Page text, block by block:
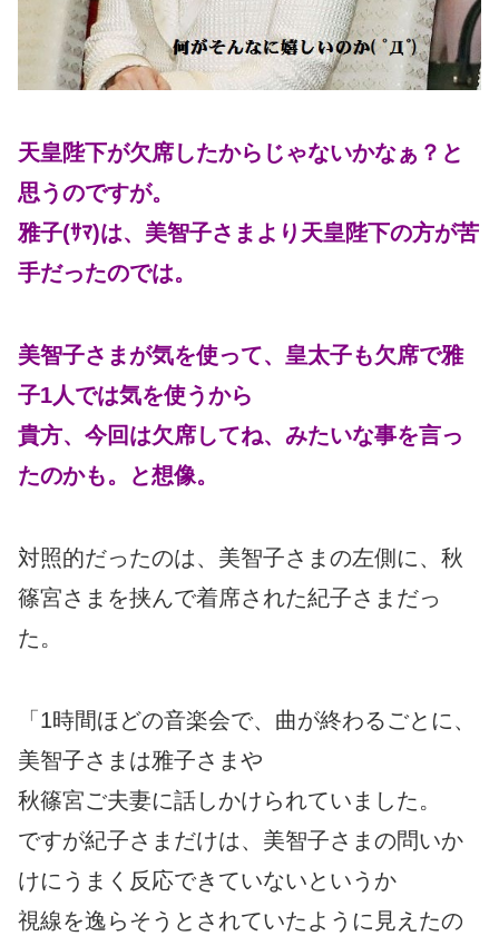
天皇陛下が欠席したからじゃないかなぁ？と
思うのですが。
雅子(ｻﾏ)は、美智子さまより天皇陛下の方が苦
手だったのでは。
美智子さまが気を使って、皇太子も欠席で雅
子1人では気を使うから
貴方、今回は欠席してね、みたいな事を言っ
たのかも。と想像。
対照的だったのは、美智子さまの左側に、秋
篠宮さまを挟んで着席された紀子さまだっ
た。
「1時間ほどの音楽会で、曲が終わるごとに、
美智子さまは雅子さまや
秋篠宮ご夫妻に話しかけられていました。
ですが紀子さまだけは、美智子さまの問いか
けにうまく反応できていないというか
視線を逸らそうとされていたように見えたの